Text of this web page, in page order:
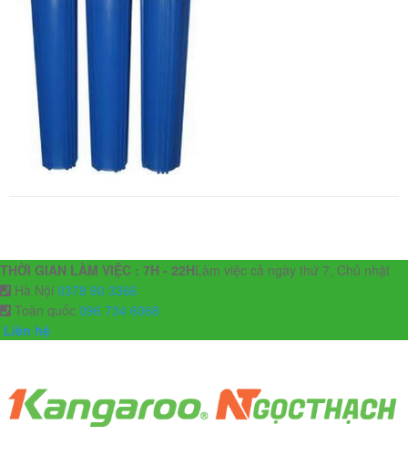
THỜI GIAN LÀM VIỆC : 7H - 22HLàm việc cả ngày thứ 7, Chủ nhật
Hà Nội 0378 90 3366
Toàn quốc 096 734 6068
Liên hệ